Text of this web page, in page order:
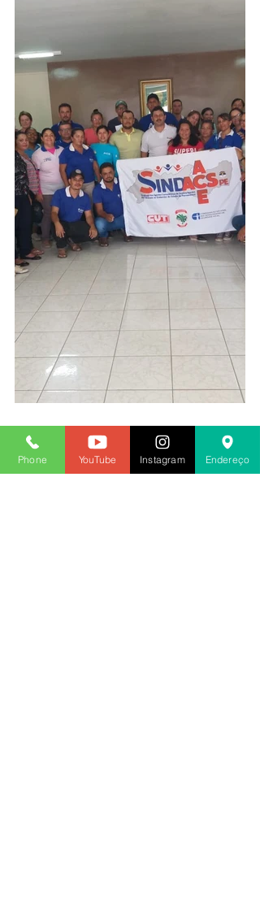
Phone YouTube Instagram Endereço